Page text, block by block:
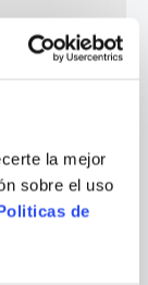
la mejor
sobre el uso
de